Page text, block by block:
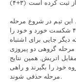
این تیم در شروع مرحله
گروهی مقابل فنلاند ۲-۶، سوئیس ۱-۳ و لتونی ۲-۴ شکست خورد و خود را
دیگر جایی برای اشتباه
مرحله گروهی دو پیروزی
به دست آوردند؛ ۷-۳ مقابل مجارستان و ۴-۱ مقابل اتریش. همین نتایج
خود را بگیرند و راهی
مرحله حذفی شوند.